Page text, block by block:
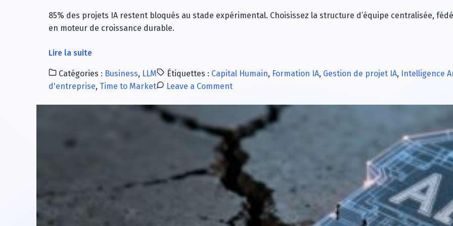
85% des projets IA restent bloqués au stade expérimental. Choisissez la structure d’équipe centralisée,
en moteur de croissance durable.
Lire la suiteà
de
Intelligence
artificielle
du
Catégories : Business, LLM Étiquettes : Capital Humain, Formation IA, Gestion de projet IA, Intelligence
d'entreprise, Time to Market Leave a Commenton
structures
d’équipe
pour
du
PoC